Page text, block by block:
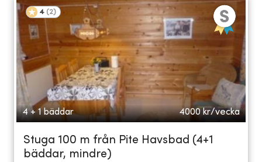
4 (2)
4 + 1 bäddar 4000 kr/vecka
Stuga 100 m från Pite Havsbad (4+1
bäddar, mindre)